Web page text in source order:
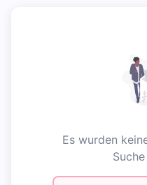
Es wurden